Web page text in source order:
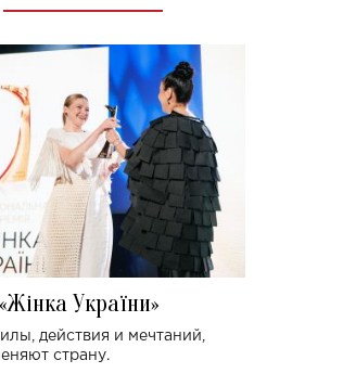
України»
действия и мечтаний,
страну.